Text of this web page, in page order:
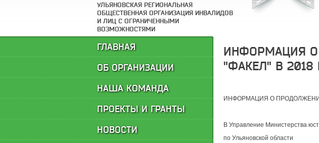
УЛЬЯНОВСКАЯ РЕГИОНАЛЬНАЯ
ОБЩЕСТВЕННАЯ ОРГАНИЗАЦИЯ ИНВАЛИДОВ
И ЛИЦ С ОГРАНИЧЕННЫМИ
ВОЗМОЖНОСТЯМИ
ГЛАВНАЯ
ОБ ОРГАНИЗАЦИИ
НАША КОМАНДА
ПРОЕКТЫ И ГРАНТЫ
НОВОСТИ
ИНФОРМАЦИЯ
"ФАКЕЛ" В 2018
ИНФОРМАЦИЯ О
В Управление Министерства
по Ульяновской области